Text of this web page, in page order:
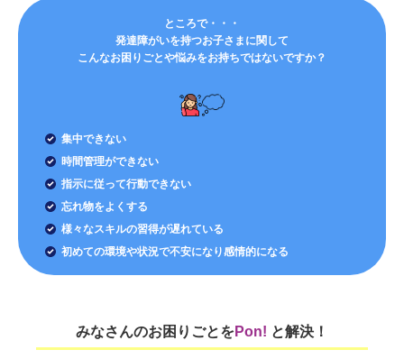
ところで・・・
発達障がいを持つお子さまに関して
こんなお困りごとや悩みをお持ちではないですか？
集中できない
時間管理ができない
指示に従って行動できない
忘れ物をよくする
様々なスキルの習得が遅れている
初めての環境や状況で不安になり感情的になる
みなさんのお困りごとを Pon! と解決！